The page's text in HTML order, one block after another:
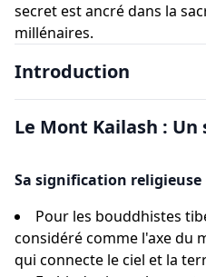
secret est ancré dans la
millénaires.
Introduction
Le Mont Kailash :
Sa signification religieuse
Pour les bouddhistes
considéré comme l'axe du
qui connecte le ciel et la